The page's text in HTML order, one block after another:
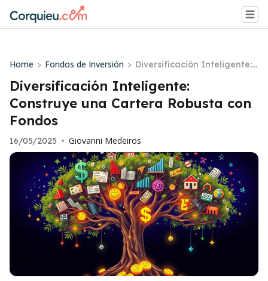
Home > Fondos de Inversión > Diversificación Inteligente:
Construye una Cartera Rob
usta con Fondos
Diversificación Inteligente:
Construye una Cartera Robusta con
Fondos
16/05/2025 • Giovanni Medeiros